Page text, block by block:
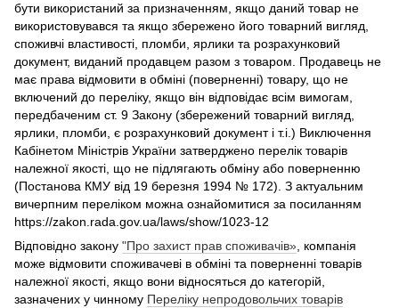
бути використаний за призначенням, якщо даний товар не
використовувався та якщо збережено його товарний вигляд,
споживчі властивості, пломби, ярлики та розрахунковий
документ, виданий продавцем разом з товаром. Продавець не
має права відмовити в обміні (поверненні) товару, що не
включений до переліку, якщо він відповідає всім вимогам,
передбаченим ст. 9 Закону (збережений товарний вигляд,
ярлики, пломби, є розрахунковий документ і т.і.) Виключення
Кабінетом Міністрів України затверджено перелік товарів
належної якості, що не підлягають обміну або поверненню
(Постанова КМУ від 19 березня 1994 № 172). З актуальним
вичерпним переліком можна ознайомитися за посиланням
https://zakon.rada.gov.ua/laws/show/1023-12
Відповідно закону "Про захист прав споживачів» , компанія
може відмовити споживачеві в обміні та поверненні товарів
належної якості, якщо вони відносяться до категорій,
зазначених у чинному Переліку непродовольчих товарів